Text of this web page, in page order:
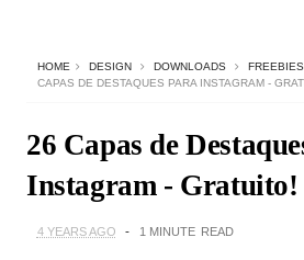
HOME DESIGN DOWNLOADS FREEBIES
CAPAS DE DESTAQUES PARA INSTAGRAM -
26 Capas de
Instagram - Gratuito!
4 YEARS AGO 1 MINUTE READ